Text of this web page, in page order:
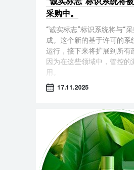
采购中。
“诚实标志”标识系统将与“
成。这个新的基于许可的系
运行，接下来将扩展到所有
因为在这些领域中，管控的
用。
17.11.2025